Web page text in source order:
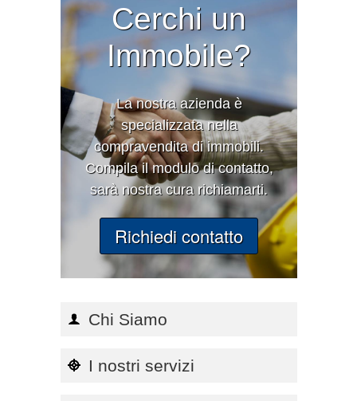
Cerchi un
Immobile?
La nostra azienda è
specializzata nella
compravendita di immobili.
Compila il modulo di contatto,
sarà nostra cura richiamarti.
Richiedi contatto
Chi Siamo
I nostri servizi